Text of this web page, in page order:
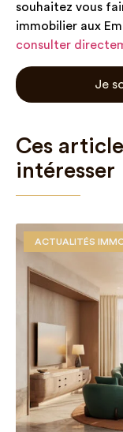
souhaitez vous
immobilier aux
consulter
Je
Ces
intéresser
ACTUALITÉS